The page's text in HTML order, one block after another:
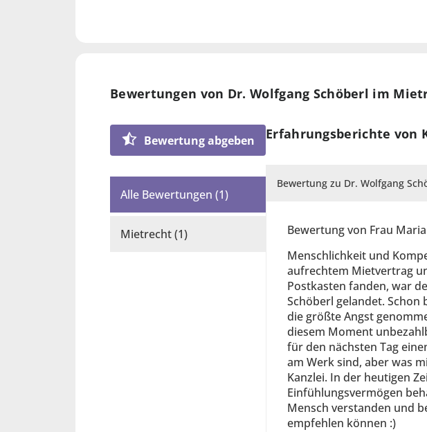
Forschungsaufenthalt
2001–2002 Gerichtspraxis
2001 Universität Wien, Sponsion Magister iuris
2000 Universität Oslo, Norwegen, Erasmus-
Auslandssemester
1995 Matura Bundesgymnasium Franklinstraße 21,
Herausgeber und Mitautor des „Handbuch Erbrecht“, WEKA-
Bewertungen von Dr. Wolfgang Schöberl im
Bewertung abgeben
Alle Bewertungen (1)
Mietrecht (1)
Erfahrungsberichte von
Bewertung zu Dr. Wolfgang
Bewertung von Frau
Menschlichkeit und
aufrechtem Mietvertrag
Postkasten fanden, war
Schöberl gelandet.
die größte Angst
diesem Moment
für den nächsten Tag
am Werk sind, aber was
Kanzlei. In der heutigen
Einfühlungsvermögen
Mensch verstanden und
empfehlen können :)